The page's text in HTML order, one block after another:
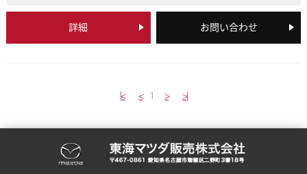
詳細 お問い合わせ
|< < 1 > >|